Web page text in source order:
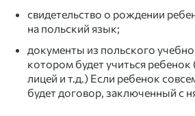
свидетельство о рождении
на польский язык;
документы из польского
котором будет учиться
лицей и т.д.) Если ребенок
будет договор, заключенный с